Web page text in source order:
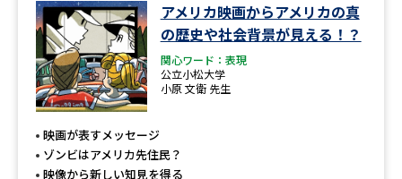
アメリカ映画からアメリカの真
の歴史や社会背景が見える！？
関心ワード：表現
公立小松大学
小原 文衛 先生
映画が表すメッセージ
ゾンビはアメリカ先住民？
映像から新しい知見を得る